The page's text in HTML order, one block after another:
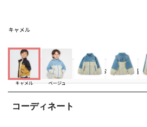
キャメル
キャメル ベージュ
コーディネート
お気に入り追加